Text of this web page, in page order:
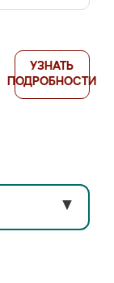
УЗНАТЬ
ПОДРОБНОСТИ
▼